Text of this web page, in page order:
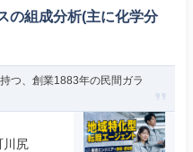
の組成分析(主に化学分
つ、創業1883年の民間ガラ
川尻